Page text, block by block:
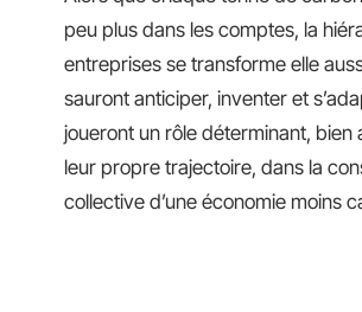
peu plus dans les comptes, la
entreprises se transforme elle
sauront anticiper, inventer et
joueront un rôle déterminant, bien
leur propre trajectoire, dans la
collective d’une économie moins